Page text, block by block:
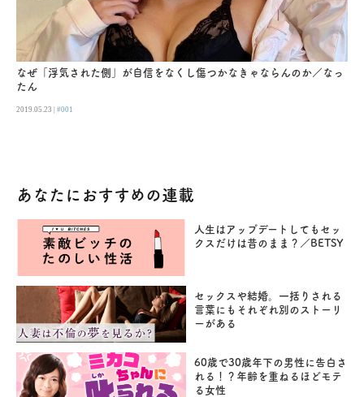
なぜ「浮気された側」が自信をなくし傷つかなきゃならんのか／なっ
たん
2019.05.23 | #001
あなたにおすすめの連載
人生はアップデートしてもセッ
クスだけは昔のまま？／BETSY
セックスや結婚。一括りされる
言葉にもそれぞれ別のストーリ
ーがある
60歳で30歳年下の男性に告白さ
れる！？年齢を重ねるほどモテ
る女性